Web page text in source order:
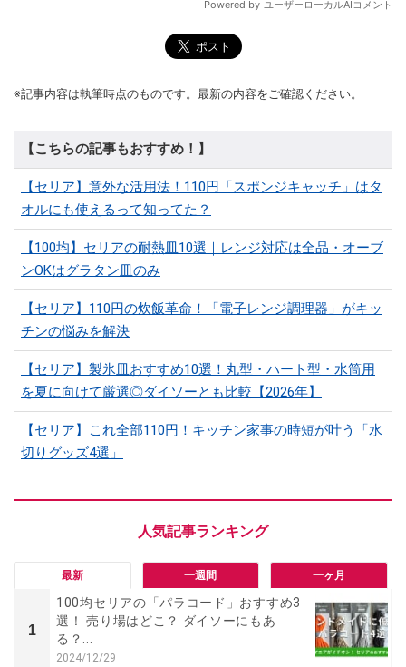
※記事内容は執筆時点のものです。最新の内容をご確認ください。
【こちらの記事もおすすめ！】
【セリア】意外な活用法！110円「スポンジキャッチ」はタ
オルにも使えるって知ってた？
【100均】セリアの耐熱皿10選｜レンジ対応は全品・オーブ
ンOKはグラタン皿のみ
【セリア】110円の炊飯革命！「電子レンジ調理器」がキッ
チンの悩みを解決
【セリア】製氷皿おすすめ10選！丸型・ハート型・水筒用
を夏に向けて厳選◎ダイソーとも比較【2026年】
【セリア】これ全部110円！キッチン家事の時短が叶う「水
切りグッズ4選」
最新 一週間 一ヶ月
1
100均セリアの「パラコード」おすすめ3
選！ 売り場はどこ？ ダイソーにもあ
る？...
2024/12/29